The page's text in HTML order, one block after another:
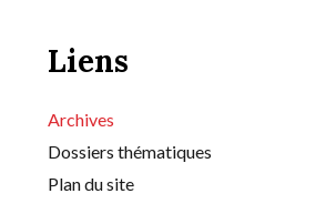
Liens
Archives
Dossiers thématiques
Plan du site